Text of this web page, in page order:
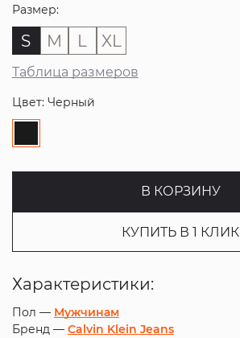
Размер:
S M L XL
Таблица размеров
Цвет: Черный
В КОРЗИНУ
КУПИТЬ В 1 КЛИК
Характеристики:
Пол — Мужчинам
Бренд — Calvin Klein Jeans